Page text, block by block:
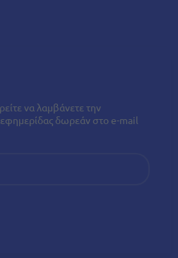
να λαμβάνετε την
δωρεάν στο e-mail